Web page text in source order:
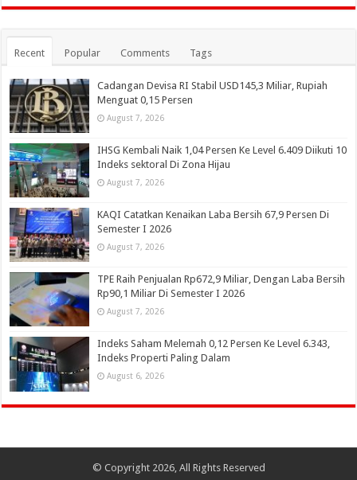
Recent Popular Comments Tags
Cadangan Devisa RI Stabil USD145,3 Miliar, Rupiah
Menguat 0,15 Persen
August 7, 2026
IHSG Kembali Naik 1,04 Persen Ke Level 6.409 Diikuti 10
Indeks sektoral Di Zona Hijau
August 7, 2026
KAQI Catatkan Kenaikan Laba Bersih 67,9 Persen Di
Semester I 2026
August 7, 2026
TPE Raih Penjualan Rp672,9 Miliar, Dengan Laba Bersih
Rp90,1 Miliar Di Semester I 2026
August 7, 2026
Indeks Saham Melemah 0,12 Persen Ke Level 6.343,
Indeks Properti Paling Dalam
August 6, 2026
© Copyright 2026, All Rights Reserved